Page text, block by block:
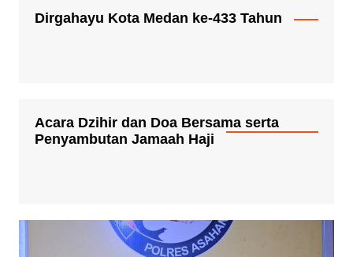
Dirgahayu Kota Medan ke-433 Tahun
Acara Dzihir dan Doa Bersama serta
Penyambutan Jamaah Haji